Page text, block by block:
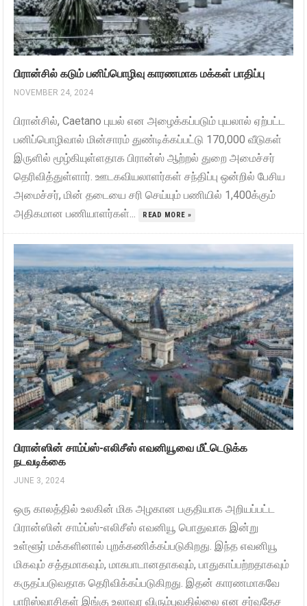
பிரான்சில் கடும் பனிப்பொழிவு காரணமாக மக்கள் பாதிப்பு
NOVEMBER 24, 2024
பிரான்சில், Caetano புயல் என அழைக்கப்படும் புயலால் ஏற்பட்ட
பனிப்பொழிவால் மின்சாரம் துண்டிக்கப்பட்டு 170,000 வீடுகள்
இருளில் மூழ்கியுள்ளதாக பிரான்ஸ் ஆற்றல் துறை அமைச்சர்
தெரிவித்துள்ளார். ஊடகவியலாளர்கள் சந்திப்பு ஒன்றில் பேசிய
அமைச்சர், மின் தடையை சரி செய்யும் பணியில் 1,400க்கும்
அதிகமான பணியாளர்கள்...
READ MORE »
பிரான்ஸின் சாம்ப்ஸ்-எலிசீஸ் எவனியூவை மீட்டெடுக்க
நடவடிக்கை
JUNE 3, 2024
ஒரு காலத்தில் உலகின் மிக அழகான பகுதியாக அறியப்பட்ட
பிரான்ஸின் சாம்ப்ஸ்-எலிசீஸ் எவனியூ பொதுவாக இன்று
உள்ளூர் மக்களினால் புறக்கணிக்கப்படுகிறது. இந்த எவனியூ
மிகவும் சத்தமாகவும், மாசுபாடானதாகவும், பாதுகாப்பற்றதாகவும்
கருதப்படுவதாக தெரிவிக்கப்படுகிறது. இதன் காரணமாகவே
பாரிஸ்வாசிகள் இங்கு உலாவர விரும்புவதில்லை என சர்வதேச